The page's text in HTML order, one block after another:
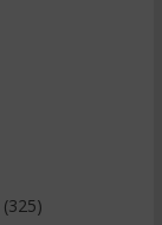
(325)